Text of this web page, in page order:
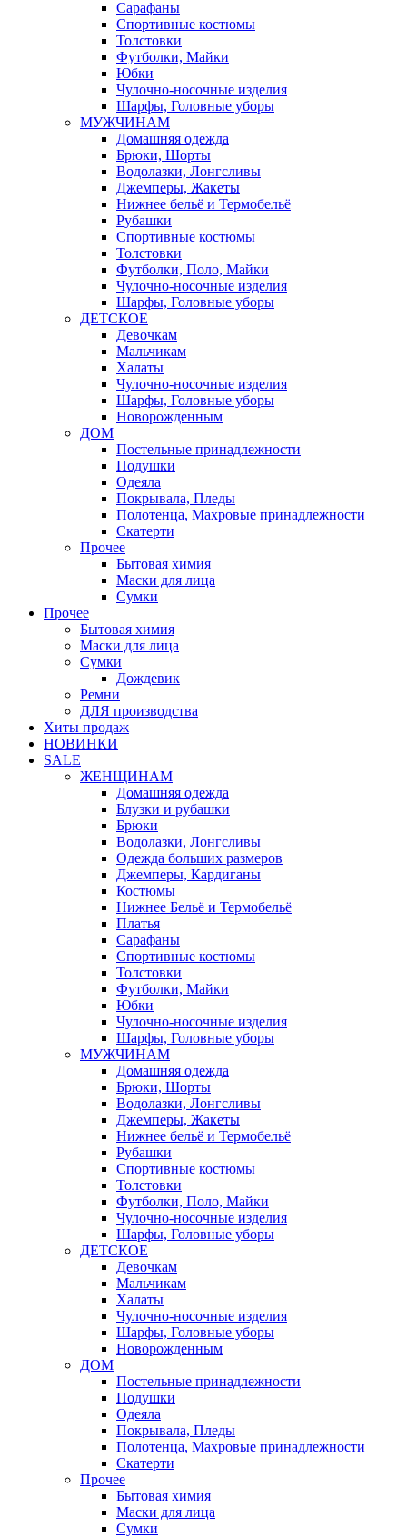
Сарафаны
Спортивные костюмы
Толстовки
Футболки, Майки
Юбки
Чулочно-носочные изделия
Шарфы, Головные уборы
МУЖЧИНАМ
Домашняя одежда
Брюки, Шорты
Водолазки, Лонгсливы
Джемперы, Жакеты
Нижнее бельё и Термобельё
Рубашки
Спортивные костюмы
Толстовки
Футболки, Поло, Майки
Чулочно-носочные изделия
Шарфы, Головные уборы
ДЕТСКОЕ
Девочкам
Мальчикам
Халаты
Чулочно-носочные изделия
Шарфы, Головные уборы
Новорожденным
ДОМ
Постельные принадлежности
Подушки
Одеяла
Покрывала, Пледы
Полотенца, Махровые принадлежности
Скатерти
Прочее
Бытовая химия
Маски для лица
Сумки
Прочее
Бытовая химия
Маски для лица
Сумки
Дождевик
Ремни
ДЛЯ производства
Хиты продаж
НОВИНКИ
SALE
ЖЕНЩИНАМ
Домашняя одежда
Блузки и рубашки
Брюки
Водолазки, Лонгсливы
Одежда больших размеров
Джемперы, Кардиганы
Костюмы
Нижнее Бельё и Термобельё
Платья
Сарафаны
Спортивные костюмы
Толстовки
Футболки, Майки
Юбки
Чулочно-носочные изделия
Шарфы, Головные уборы
МУЖЧИНАМ
Домашняя одежда
Брюки, Шорты
Водолазки, Лонгсливы
Джемперы, Жакеты
Нижнее бельё и Термобельё
Рубашки
Спортивные костюмы
Толстовки
Футболки, Поло, Майки
Чулочно-носочные изделия
Шарфы, Головные уборы
ДЕТСКОЕ
Девочкам
Мальчикам
Халаты
Чулочно-носочные изделия
Шарфы, Головные уборы
Новорожденным
ДОМ
Постельные принадлежности
Подушки
Одеяла
Покрывала, Пледы
Полотенца, Махровые принадлежности
Скатерти
Прочее
Бытовая химия
Маски для лица
Сумки